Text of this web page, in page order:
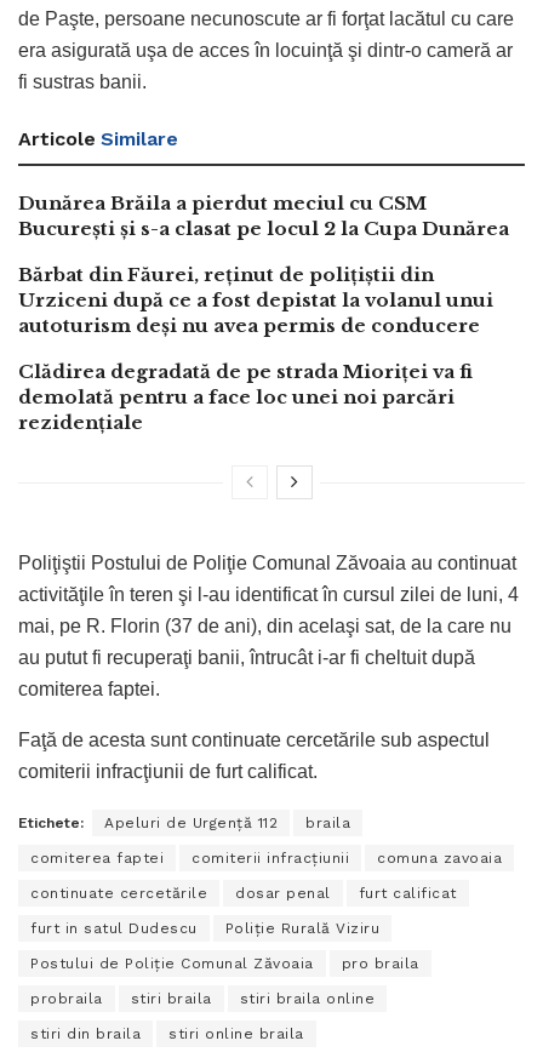
de Paşte, persoane necunoscute ar fi forţat lacătul cu care
era asigurată uşa de acces în locuinţă şi dintr-o cameră ar
fi sustras banii.
Articole Similare
Dunărea Brăila a pierdut meciul cu CSM
București și s-a clasat pe locul 2 la Cupa Dunărea
Bărbat din Făurei, reținut de polițiștii din
Urziceni după ce a fost depistat la volanul unui
autoturism deși nu avea permis de conducere
Clădirea degradată de pe strada Mioriței va fi
demolată pentru a face loc unei noi parcări
rezidențiale
Poliţiştii Postului de Poliţie Comunal Zăvoaia au continuat
activităţile în teren şi l-au identificat în cursul zilei de luni, 4
mai, pe R. Florin (37 de ani), din acelaşi sat, de la care nu
au putut fi recuperaţi banii, întrucât i-ar fi cheltuit după
comiterea faptei.
Faţă de acesta sunt continuate cercetările sub aspectul
comiterii infracţiunii de furt calificat.
Etichete: Apeluri de Urgenţă 112 braila
comiterea faptei comiterii infracţiunii comuna zavoaia
continuate cercetările dosar penal furt calificat
furt in satul Dudescu Poliţie Rurală Viziru
Postului de Poliţie Comunal Zăvoaia pro braila
probraila stiri braila stiri braila online
stiri din braila stiri online braila